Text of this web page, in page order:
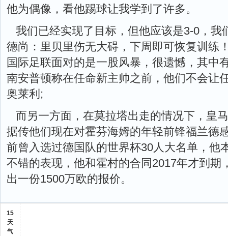
他为偶像，看他踢球让我学到了许多。
我们已经实现了目标，但他应该是3-0，我
德尚：里贝里伤无大碍，下周即可恢复训练
国际足联面对的是一股风暴，很遗憾，其中
南安普顿称在任命新主帅之前，他们不会让
奥莱利;
而另一方面，在莫拉塔出走的情况下，皇
据传他们现在对霍芬海姆的年轻前锋福兰德
前曾入选过德国队的世界杯30人大名单，他
不错的表现，他和霍村的合同2017年才到期
出一份1500万欧的报价。
15
天
气